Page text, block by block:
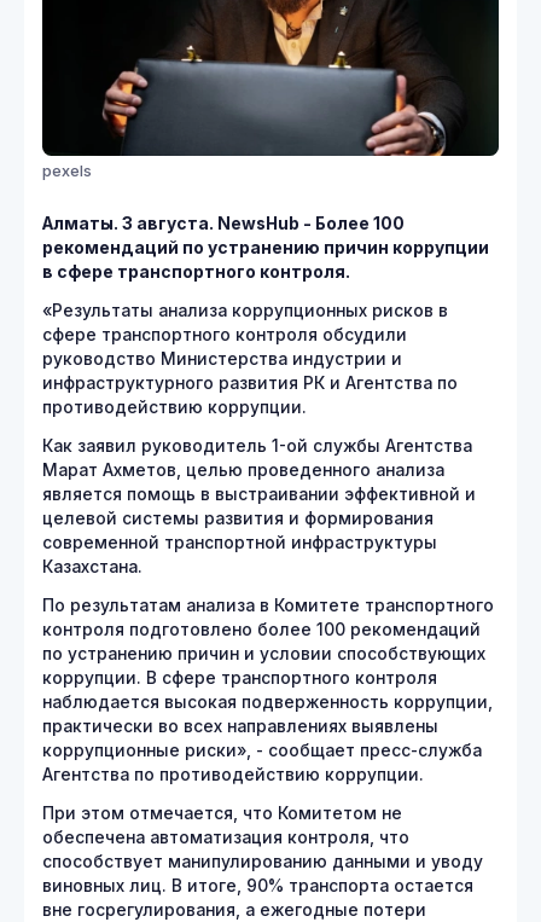
pexels
Алматы. 3 августа. NewsHub - Более 100
рекомендаций по устранению причин коррупции
в сфере транспортного контроля.
«Результаты анализа коррупционных рисков в
сфере транспортного контроля обсудили
руководство Министерства индустрии и
инфраструктурного развития РК и Агентства по
противодействию коррупции.
Как заявил руководитель 1-ой службы Агентства
Марат Ахметов, целью проведенного анализа
является помощь в выстраивании эффективной и
целевой системы развития и формирования
современной транспортной инфраструктуры
Казахстана.
По результатам анализа в Комитете транспортного
контроля подготовлено более 100 рекомендаций
по устранению причин и условии способствующих
коррупции. В сфере транспортного контроля
наблюдается высокая подверженность коррупции,
практически во всех направлениях выявлены
коррупционные риски», - сообщает пресс-служба
Агентства по противодействию коррупции.
При этом отмечается, что Комитетом не
обеспечена автоматизация контроля, что
способствует манипулированию данными и уводу
виновных лиц. В итоге, 90% транспорта остается
вне госрегулирования, а ежегодные потери